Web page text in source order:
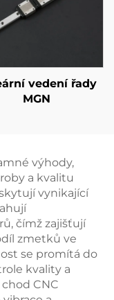
vedení řady
MGN
výhody,
a kvalitu
vynikající
čímž zajišťují
zmetků ve
se promítá do
kvality a
CNC